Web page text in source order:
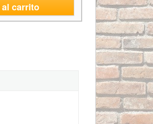
carrito